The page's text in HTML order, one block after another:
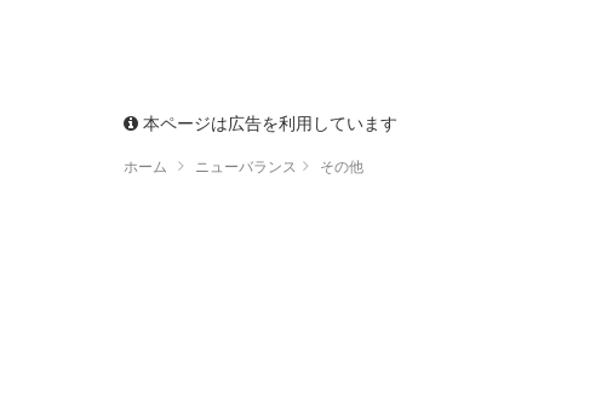
本ページは広告を利用しています
ホーム ニューバランス その他